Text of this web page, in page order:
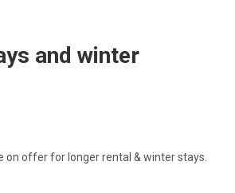
and winter
on offer for longer rental & winter stays.